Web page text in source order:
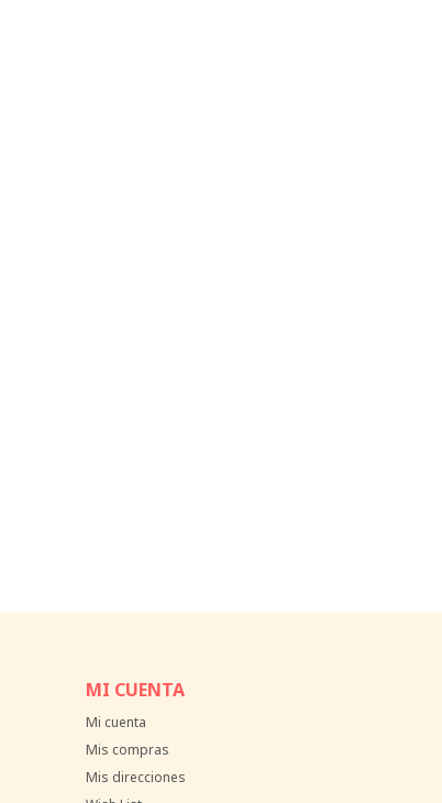
MI CUENTA
Mi cuenta
Mis compras
Mis direcciones